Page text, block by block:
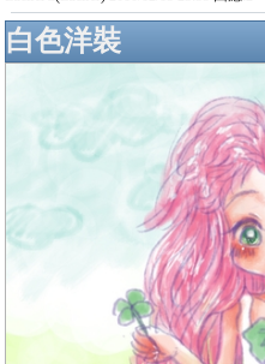
白色洋裝